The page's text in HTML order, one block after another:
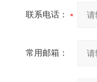
联系电话：
常用邮箱：